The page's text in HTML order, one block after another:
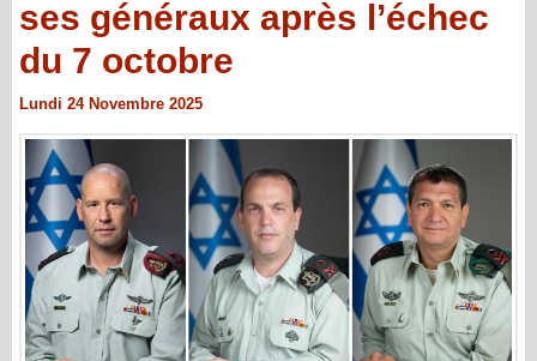
ses généraux après l’échec
du 7 octobre
Lundi 24 Novembre 2025